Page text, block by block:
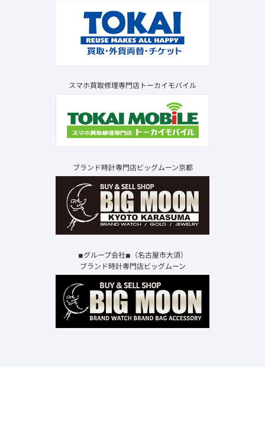
スマホ買取修理専門店トーカイモバイル
ブランド時計専門店ビッグムーン京都
◾︎グループ会社◾︎（名古屋市大須）
ブランド時計専門店ビッグムーン